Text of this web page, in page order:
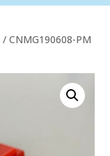
/ CNMG190608-PM